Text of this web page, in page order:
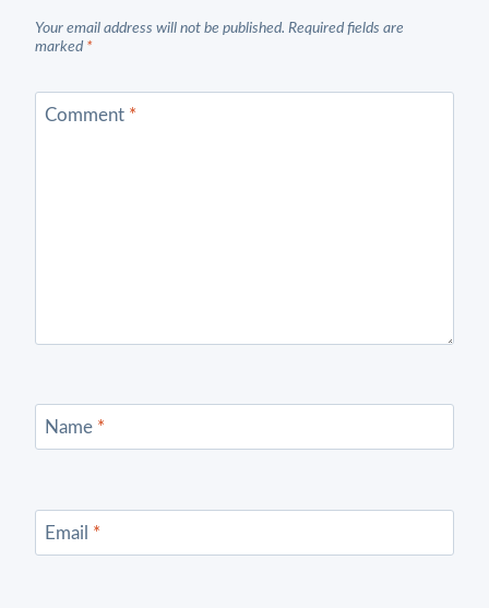
Your email address will not be published. Required fields are
marked *
Comment *
Name *
Email *